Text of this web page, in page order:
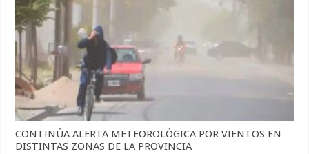
CONTINÚA ALERTA METEOROLÓGICA POR VIENTOS EN
DISTINTAS ZONAS DE LA PROVINCIA